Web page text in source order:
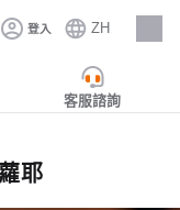
登入 ZH
人才招募
客服諮詢
耶